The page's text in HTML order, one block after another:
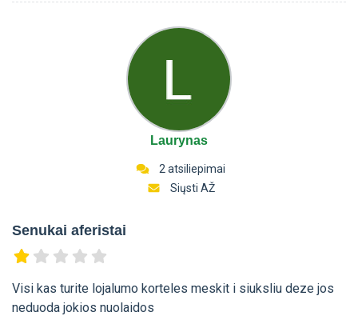
Laurynas
2 atsiliepimai
Siųsti AŽ
Senukai aferistai
Visi kas turite lojalumo korteles meskit i siuksliu deze jos
neduoda jokios nuolaidos